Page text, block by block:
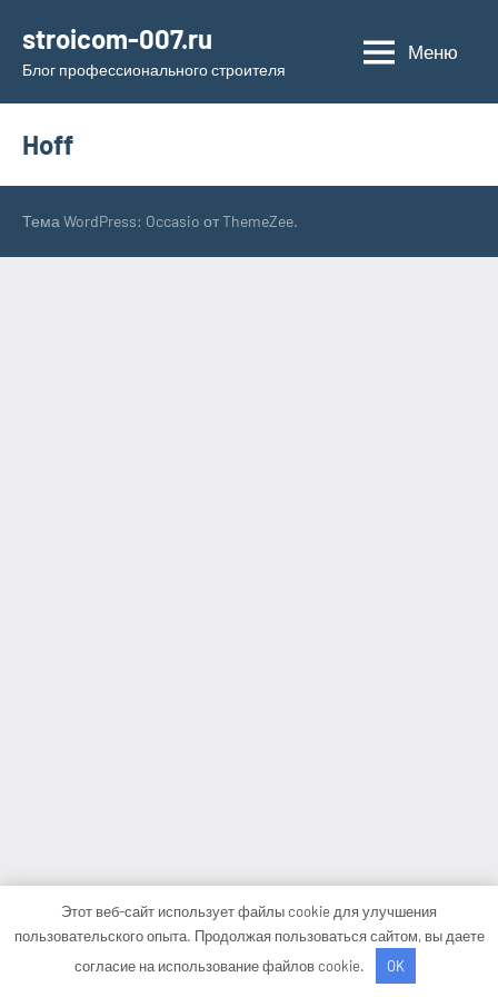
содержимому
stroicom-007.ru
Блог профессионального строителя
Меню
Hoff
Тема WordPress: Occasio от ThemeZee.
Этот веб-сайт использует файлы cookie для улучшения
пользовательского опыта. Продолжая пользоваться сайтом, вы даете
согласие на использование файлов cookie.
OK